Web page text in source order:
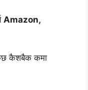
Amazon,
कैशबैक कमा